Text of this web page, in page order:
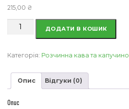
215,00 ₴
Розчинна
cafe
ДОДАТИ В КОШИК
Категорія: Розчинна кава та капучино
Опис Відгуки (0)
Опис